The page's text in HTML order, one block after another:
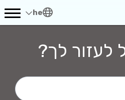
he
לעזור לך?